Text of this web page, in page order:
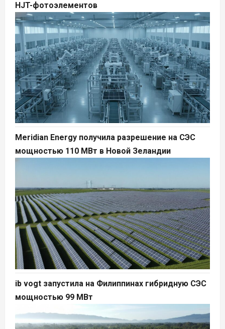
HJT-фотоэлементов
Meridian Energy получила разрешение на СЭС
мощностью 110 МВт в Новой Зеландии
ib vogt запустила на Филиппинах гибридную СЭС
мощностью 99 МВт